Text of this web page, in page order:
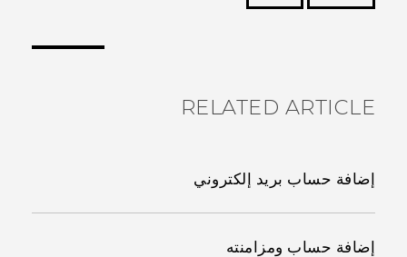
RELATED ARTICLE
إضافة حساب بريد إلكتروني
إضافة حساب ومزامنته